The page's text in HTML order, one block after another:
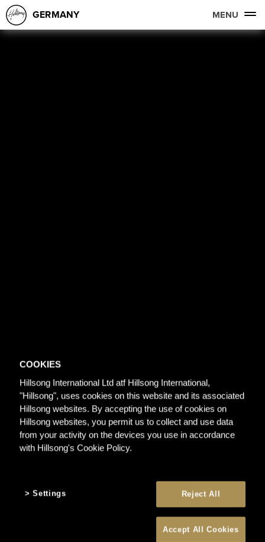
GERMANY MENU
COOKIES
Hillsong International Ltd atf Hillsong International,
"Hillsong", uses cookies on this website and its associated
Hillsong websites. By accepting the use of cookies on
Hillsong websites, you permit us to collect and use data
from your activity on the devices you use in accordance
with Hillsong's Cookie Policy.
Reject All
Accept All Cookies
Settings